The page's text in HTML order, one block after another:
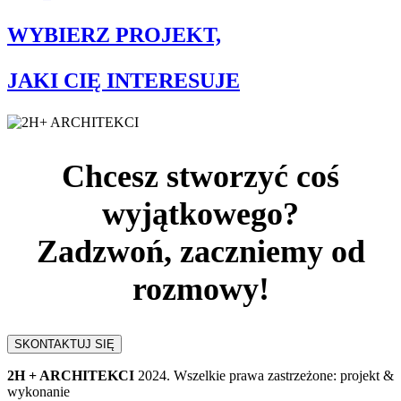
WYBIERZ PROJEKT,
JAKI CIĘ INTERESUJE
Chcesz stworzyć coś
wyjątkowego?
Zadzwoń, zaczniemy od
rozmowy!
SKONTAKTUJ SIĘ
2H + ARCHITEKCI 2024. Wszelkie prawa zastrzeżone: projekt &
wykonanie